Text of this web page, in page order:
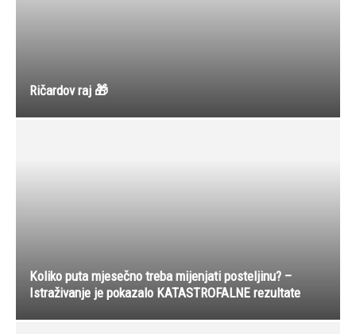
Ričardov raj 🎁
Koliko puta mjesečno treba mijenjati posteljinu? –
Istraživanje je pokazalo KATASTROFALNE rezultate